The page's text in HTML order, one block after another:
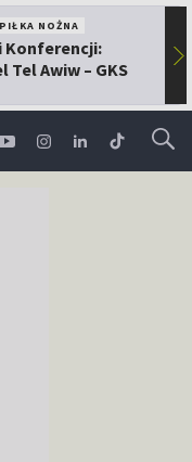
PIŁKA NOŻNA
Konferencji:
Tel Awiw – GKS
▶